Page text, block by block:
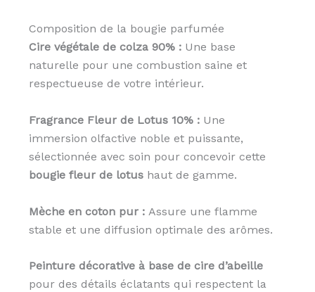
Composition de la bougie parfumée
Cire végétale de colza 90% :Une base
naturelle pour une combustion saine et
respectueuse de votre intérieur.
Fragrance Fleur de Lotus 10% :Une
immersion olfactive noble et puissante,
sélectionnée avec soin pour concevoir cette
bougie fleur de lotushaut de gamme.
Mèche en coton pur :Assure une flamme
stable et une diffusion optimale des arômes.
Peinture décorative à base de cire d’abeille
pour des détails éclatants qui respectent la